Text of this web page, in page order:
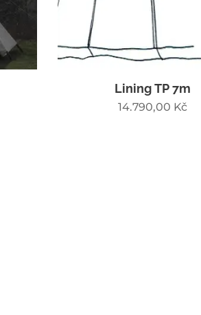
Lining TP 7m
14.790,00 Kč